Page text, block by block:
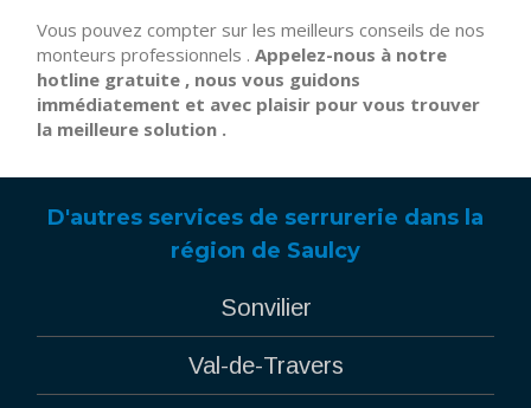
Vous pouvez compter sur les meilleurs conseils de nos
monteurs professionnels .Appelez-nous à notre
hotline gratuite , nous vous guidons
immédiatement et avec plaisir pour vous trouver
la meilleure solution .
D'autres services de serrurerie dans la
région de Saulcy
Sonvilier
Val-de-Travers